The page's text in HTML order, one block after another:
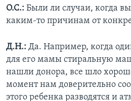
О.С.: Были ли случаи, когда
каким-то причинам от
Д.Н.: Да. Например, когда
для его мамы стиральную
нашли донора, все шло
момент нам доверительно
этого ребенка разводятся и